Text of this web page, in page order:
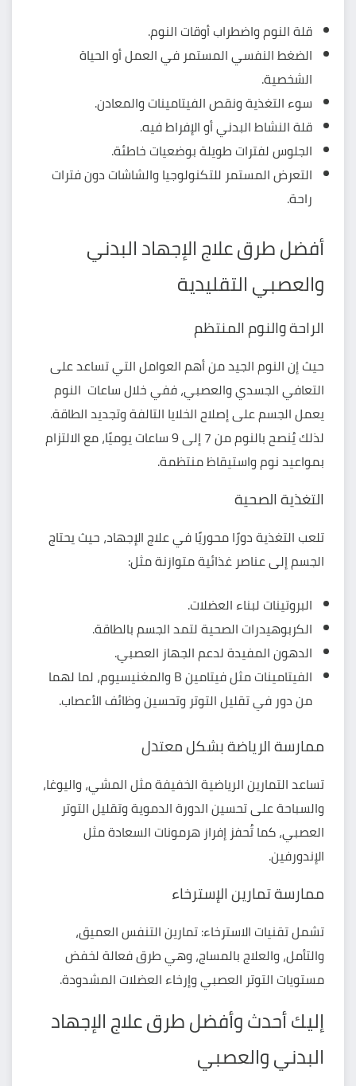
قلة النوم واضطراب أوقات النوم.
الضغط النفسي المستمر في العمل أو الحياة
الشخصية.
سوء التغذية ونقص الفيتامينات والمعادن.
قلة النشاط البدني أو الإفراط فيه.
الجلوس لفترات طويلة بوضعيات خاطئة.
التعرض المستمر للتكنولوجيا والشاشات دون فترات
راحة.
أفضل طرق علاج الإجهاد البدني
والعصبي التقليدية
الراحة والنوم المنتظم
حيث إن النوم الجيد من أهم العوامل التي تساعد على
التعافي الجسدي والعصبي، ففي خلال ساعات النوم
يعمل الجسم على إصلاح الخلايا التالفة وتجديد الطاقة.
لذلك يُنصح بالنوم من 7 إلى 9 ساعات يوميًا، مع الالتزام
بمواعيد نوم واستيقاظ منتظمة.
التغذية الصحية
تلعب التغذية دورًا محوريًا في علاج الإجهاد، حيث يحتاج
الجسم إلى عناصر غذائية متوازنة مثل:
البروتينات لبناء العضلات.
الكربوهيدرات الصحية لتمد الجسم بالطاقة.
الدهون المفيدة لدعم الجهاز العصبي.
الفيتامينات مثل فيتامين B والمغنيسيوم، لما لهما
من دور في تقليل التوتر وتحسين وظائف الأعصاب.
ممارسة الرياضة بشكل معتدل
تساعد التمارين الرياضية الخفيفة مثل المشي، واليوغا،
والسباحة على تحسين الدورة الدموية وتقليل التوتر
العصبي، كما تُحفز إفراز هرمونات السعادة مثل
الإندورفين.
ممارسة تمارين الإسترخاء
تشمل تقنيات الاسترخاء: تمارين التنفس العميق،
والتأمل، والعلاج بالمساج، وهي طرق فعالة لخفض
مستويات التوتر العصبي وإرخاء العضلات المشدودة.
إليك أحدث وأفضل طرق علاج الإجهاد
البدني والعصبي